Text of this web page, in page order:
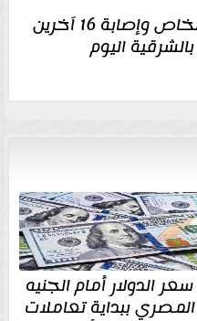
مصرع 3 أشخاص وإصابة 16 آخرين
اليوم
سعر الدولار أمام الجنيه
المصري ببداية تعاملات